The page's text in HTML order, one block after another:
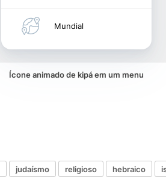
Mundial
Ícone animado de kipá em um menu
judaísmo religioso hebraico